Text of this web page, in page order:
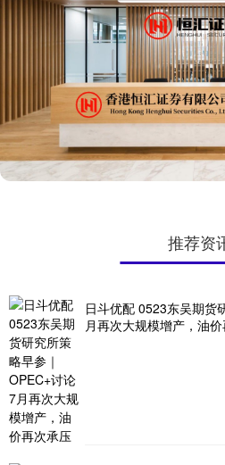
推荐资
日斗优配 0523东吴期货
月再次大规模增产，油